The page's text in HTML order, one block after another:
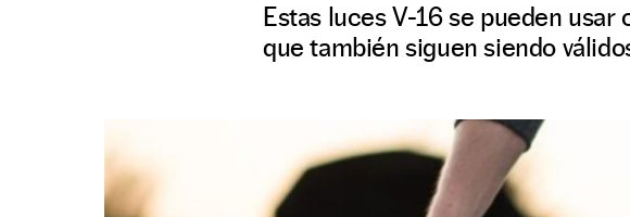
Estas luces V-16 se pueden
que también siguen siendo